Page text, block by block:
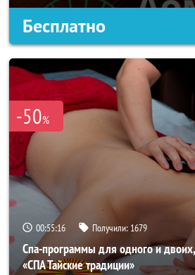
Бесплатно
-50%
00:55:15 Получили: 1679
Спа-программы для одного и
«СПА Тайские традиции»